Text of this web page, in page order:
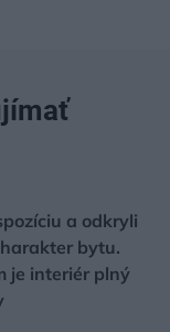
a odkryli
bytu.
je interiér plný